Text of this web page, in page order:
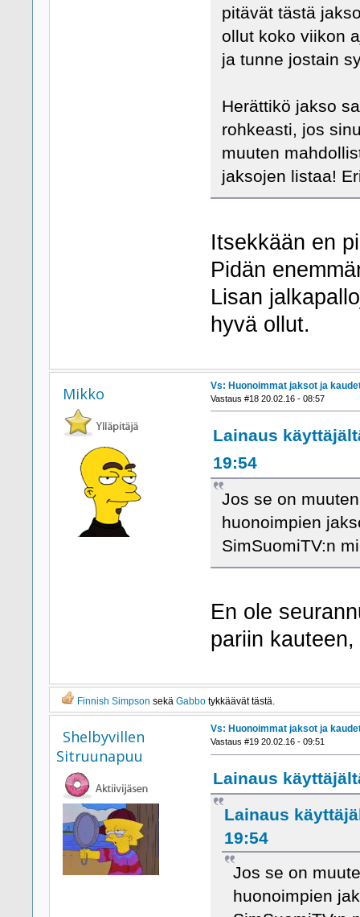
pitävät tästä
ollut koko viikon
ja tunne jostain
Herättikö jakso
rohkeasti, jos
muuten
jaksojen listaa!
Itsekkään en
Pidän
Lisan
hyvä ollut.
Mikko Vs: Huonoimmat jaksot ja
Vastaus #18 20.02.16 - 08:57
Lainaus
19:54
Jos se on
huonoimpien
SimSuomiTV:n
En ole
pariin
Finnish Simpson sekä Gabbotykkäävät tästä.
Shelbyvillen
Sitruunapuu
Vs: Huonoimmat jaksot ja
Vastaus #19 20.02.16 - 09:51
Lainaus
Lainaus
19:54
Jos se on
huonoimpien